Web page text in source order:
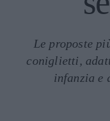
Le proposte
coniglietti,
infanzia e